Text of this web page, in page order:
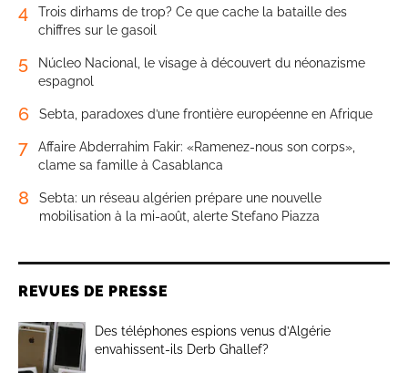
4
Trois dirhams de trop? Ce que cache la bataille des
chiffres sur le gasoil
5
Núcleo Nacional, le visage à découvert du néonazisme
espagnol
6 Sebta, paradoxes d’une frontière européenne en Afrique
7
Affaire Abderrahim Fakir: «Ramenez-nous son corps»,
clame sa famille à Casablanca
8
Sebta: un réseau algérien prépare une nouvelle
mobilisation à la mi-août, alerte Stefano Piazza
REVUES DE PRESSE
Des téléphones espions venus d’Algérie
envahissent-ils Derb Ghallef?